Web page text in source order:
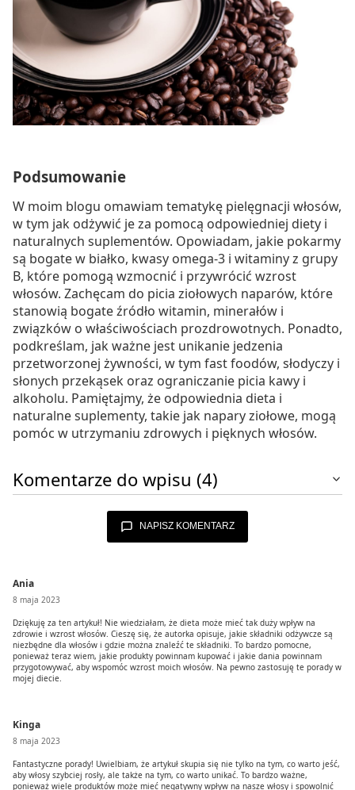
Podsumowanie
W moim blogu omawiam tematykę pielęgnacji włosów,
w tym jak odżywić je za pomocą odpowiedniej diety i
naturalnych suplementów. Opowiadam, jakie pokarmy
są bogate w białko, kwasy omega-3 i witaminy z grupy
B, które pomogą wzmocnić i przywrócić wzrost
włosów. Zachęcam do picia ziołowych naparów, które
stanowią bogate źródło witamin, minerałów i
związków o właściwościach prozdrowotnych. Ponadto,
podkreślam, jak ważne jest unikanie jedzenia
przetworzonej żywności, w tym fast foodów, słodyczy i
słonych przekąsek oraz ograniczanie picia kawy i
alkoholu. Pamiętajmy, że odpowiednia dieta i
naturalne suplementy, takie jak napary ziołowe, mogą
pomóc w utrzymaniu zdrowych i pięknych włosów.
Komentarze do wpisu (4)
NAPISZ KOMENTARZ
Ania
8 maja 2023
Dziękuję za ten artykuł! Nie wiedziałam, że dieta może mieć tak duży wpływ na
zdrowie i wzrost włosów. Cieszę się, że autorka opisuje, jakie składniki odżywcze są
niezbędne dla włosów i gdzie można znaleźć te składniki. To bardzo pomocne,
ponieważ teraz wiem, jakie produkty powinnam kupować i jakie dania powinnam
przygotowywać, aby wspomóc wzrost moich włosów. Na pewno zastosuję te porady w
mojej diecie.
Kinga
8 maja 2023
Fantastyczne porady! Uwielbiam, że artykuł skupia się nie tylko na tym, co warto jeść,
aby włosy szybciej rosły, ale także na tym, co warto unikać. To bardzo ważne,
ponieważ wiele produktów może mieć negatywny wpływ na nasze włosy i spowolnić